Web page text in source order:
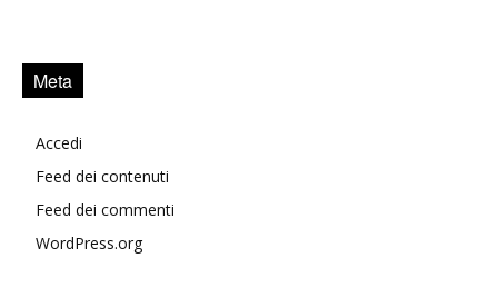
Meta
Accedi
Feed dei contenuti
Feed dei commenti
WordPress.org